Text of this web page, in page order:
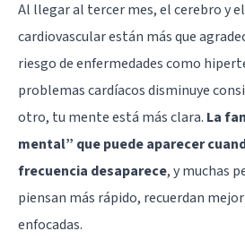
Al llegar al tercer mes, el cerebro y
cardiovascular están más que
riesgo de enfermedades como
problemas cardíacos disminuye
otro, tu mente está más clara. La
mental” que puede aparecer
frecuencia desaparece, y muchas
piensan más rápido, recuerdan
enfocadas.